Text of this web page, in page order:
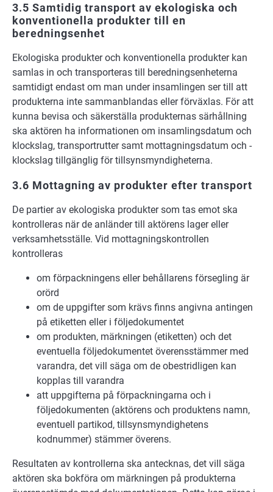
3.5 Samtidig transport av ekologiska och
konventionella produkter till en
beredningsenhet
Ekologiska produkter och konventionella produkter kan
samlas in och transporteras till beredningsenheterna
samtidigt endast om man under insamlingen ser till att
produkterna inte sammanblandas eller förväxlas. För att
kunna bevisa och säkerställa produkternas särhållning
ska aktören ha informationen om insamlingsdatum och
klockslag, transportrutter samt mottagningsdatum och -
klockslag tillgänglig för tillsynsmyndigheterna.
3.6 Mottagning av produkter efter transport
De partier av ekologiska produkter som tas emot ska
kontrolleras när de anländer till aktörens lager eller
verksamhetsställe. Vid mottagningskontrollen
kontrolleras
om förpackningens eller behållarens försegling är
orörd
om de uppgifter som krävs finns angivna antingen
på etiketten eller i följedokumentet
om produkten, märkningen (etiketten) och det
eventuella följedokumentet överensstämmer med
varandra, det vill säga om de obestridligen kan
kopplas till varandra
att uppgifterna på förpackningarna och i
följedokumenten (aktörens och produktens namn,
eventuell partikod, tillsynsmyndighetens
kodnummer) stämmer överens.
Resultaten av kontrollerna ska antecknas, det vill säga
aktören ska bokföra om märkningen på produkterna